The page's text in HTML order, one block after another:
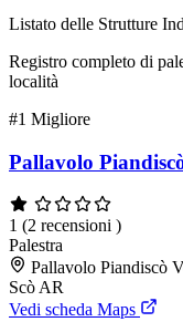
Listato delle Strutture
Registro completo di
località
#1 Migliore
Pallavolo
1 (2 recensioni )
Palestra
Pallavolo Piandiscò
Scò AR
Vedi scheda Maps